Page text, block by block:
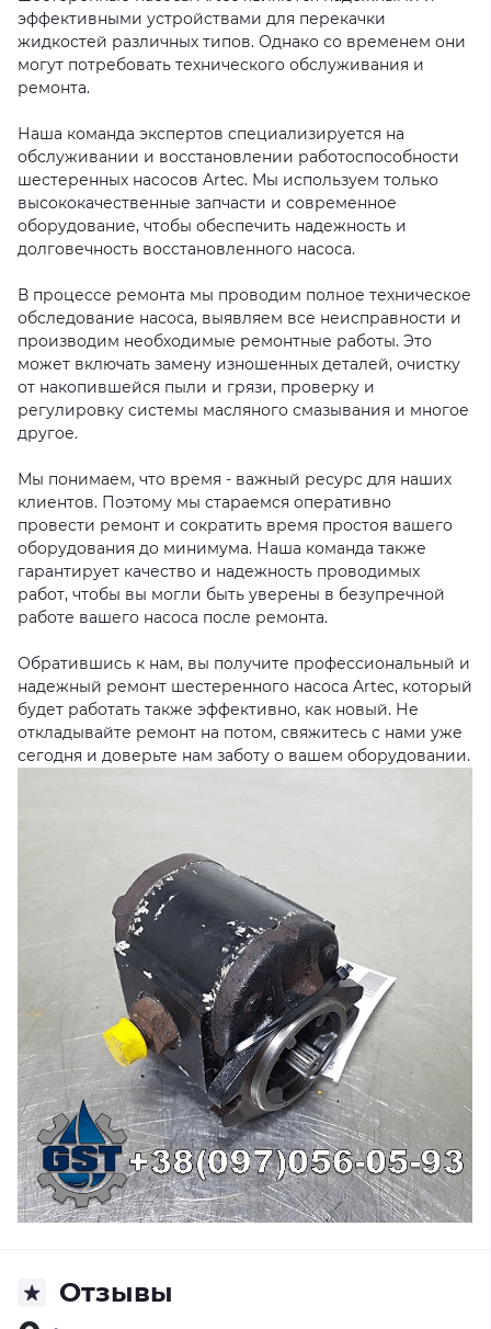
эффективными устройствами для перекачки
жидкостей различных типов. Однако со временем они
могут потребовать технического обслуживания и
ремонта.
Наша команда экспертов специализируется на
обслуживании и восстановлении работоспособности
шестеренных насосов Artec. Мы используем только
высококачественные запчасти и современное
оборудование, чтобы обеспечить надежность и
долговечность восстановленного насоса.
В процессе ремонта мы проводим полное техническое
обследование насоса, выявляем все неисправности и
производим необходимые ремонтные работы. Это
может включать замену изношенных деталей, очистку
от накопившейся пыли и грязи, проверку и
регулировку системы масляного смазывания и многое
другое.
Мы понимаем, что время - важный ресурс для наших
клиентов. Поэтому мы стараемся оперативно
провести ремонт и сократить время простоя вашего
оборудования до минимума. Наша команда также
гарантирует качество и надежность проводимых
работ, чтобы вы могли быть уверены в безупречной
работе вашего насоса после ремонта.
Обратившись к нам, вы получите профессиональный и
надежный ремонт шестеренного насоса Artec, который
будет работать также эффективно, как новый. Не
откладывайте ремонт на потом, свяжитесь с нами уже
сегодня и доверьте нам заботу о вашем оборудовании.
Отзывы